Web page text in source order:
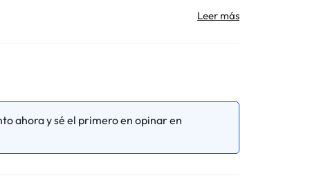
restaurantes, supermercado, parada bus,
ahora y sé el primero en opinar en